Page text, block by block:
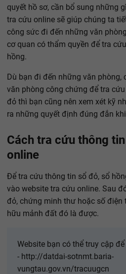
quyết hồ sơ, cần bổ sung những
tra cứu online sẽ giúp chúng ta
công sức đi đến những văn
cơ quan có thẩm quyền để tra
hồng.
Dù bạn đi đến những văn phòng,
văn phòng công chứng để tra
đỏ thì bạn cũng nên xem xét kỹ
ra những quyết định đúng đắn
Cách tra cứu thông
online
Để tra cứu thông tin sổ đỏ, sổ
vào website tra cứu online. Sau
đỏ, chứng minh thư hoặc số
hữu mảnh đất đó là được.
Website bạn có thể truy cập
- http://datdai-sotnmt.baria-
vungtau.gov.vn/tracuugcn